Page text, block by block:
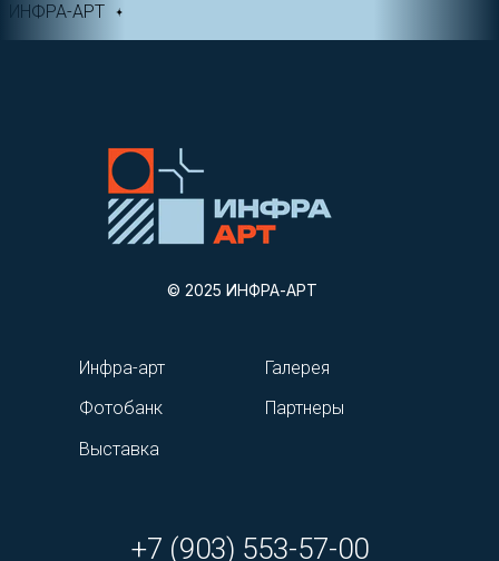
ИНФРА-АРТ
+7 (903) 553-57-00
Галерея
Партнеры
Инфра-арт
Фотобанк
Выставка
© 2025 ИНФРА-АРТ